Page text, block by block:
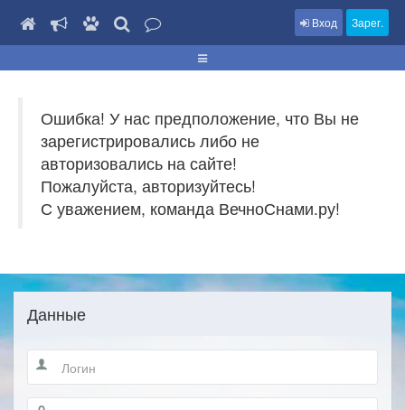
Вход Зарег.
Ошибка! У нас предположение, что Вы не
зарегистрировались либо не
авторизовались на сайте!
Пожалуйста, авторизуйтесь!
С уважением, команда ВечноСнами.ру!
Данные